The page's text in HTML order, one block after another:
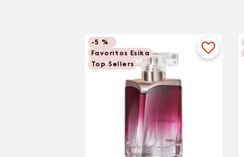
-5 %
Favoritos Esika
Top Sellers